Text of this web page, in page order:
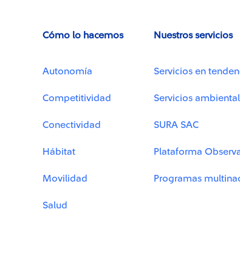
Cómo lo hacemos
Autonomía
Competitividad
Conectividad
Hábitat
Movilidad
Salud
Nuestros servicios
Servicios en
Servicios
SURA SAC
Plataforma
Programas